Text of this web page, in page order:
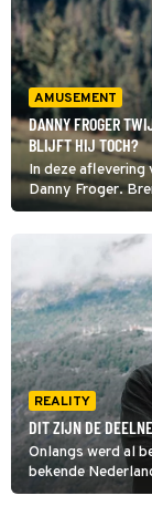
AMUSEMENT
DANNY FROGER
BLIJFT HIJ TOCH?
In deze aflevering
Danny Froger.
Ysbrandy en
REALITY
DIT ZIJN DE
Onlangs werd al
bekende
mee?